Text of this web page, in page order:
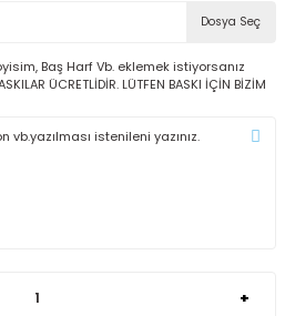
Dosya Seç
Baş Harf Vb. eklemek istiyorsanız
ÜCRETLİDİR. LÜTFEN BASKI İÇİN BİZİM
+